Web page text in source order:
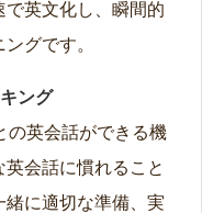
で英文化し、瞬間的
グです。
ング
の英会話ができる機
会話に慣れること
に適切な準備、実